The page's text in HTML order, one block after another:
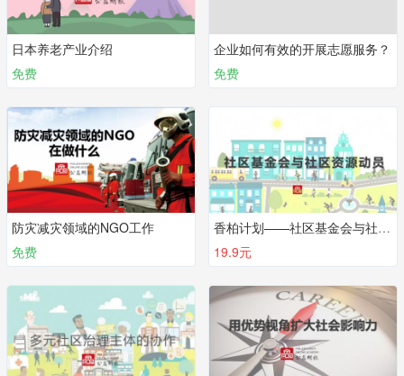
日本养老产业介绍
免费
企业如何有效的开展志愿服务？
免费
防灾减灾领域的NGO工作
免费
香柏计划——社区基金会与社区资源动员
19.9元